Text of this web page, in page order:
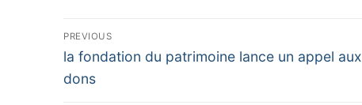
Navigation
de
l’article
PREVIOUS
Previous
post:
la fondation du patrimoine lance un appel aux
dons